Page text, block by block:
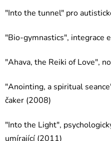
"Into the tunnel" pro
"Bio-gymnastics", integrace
"Ahava, the Reiki of Love",
"Anointing, a spiritual
čaker (2008)
"Into the Light",
umírající (2011)